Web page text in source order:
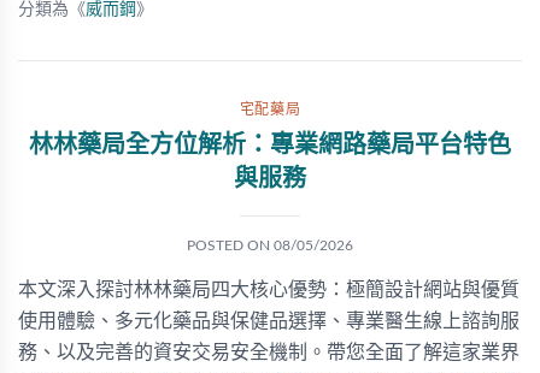
分類為《威而鋼 》
宅配藥局
林林藥局全方位解析：專業網路藥局平台特色
與服務
POSTED ON 08/05/2026
本文深入探討林林藥局四大核心優勢：極簡設計網站與優質
使用體驗、多元化藥品與保健品選擇、專業醫生線上諮詢服
務、以及完善的資安交易安全機制。帶您全面了解這家業界